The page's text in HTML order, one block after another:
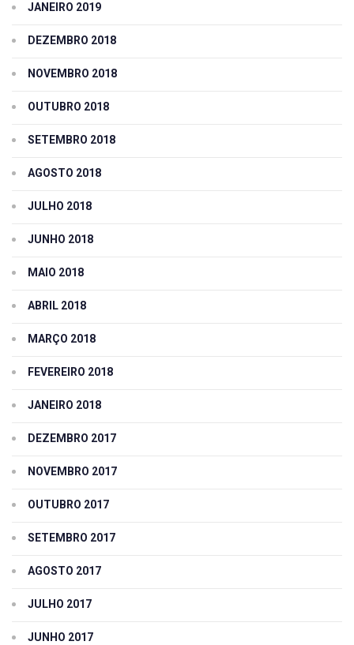
JANEIRO 2019
DEZEMBRO 2018
NOVEMBRO 2018
OUTUBRO 2018
SETEMBRO 2018
AGOSTO 2018
JULHO 2018
JUNHO 2018
MAIO 2018
ABRIL 2018
MARÇO 2018
FEVEREIRO 2018
JANEIRO 2018
DEZEMBRO 2017
NOVEMBRO 2017
OUTUBRO 2017
SETEMBRO 2017
AGOSTO 2017
JULHO 2017
JUNHO 2017